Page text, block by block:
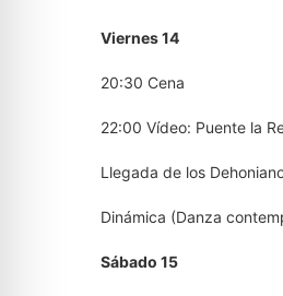
Viernes 14
20:30 Cena
22:00 Vídeo: Puente la
Llegada de los
Dinámica (Danza
Sábado 15